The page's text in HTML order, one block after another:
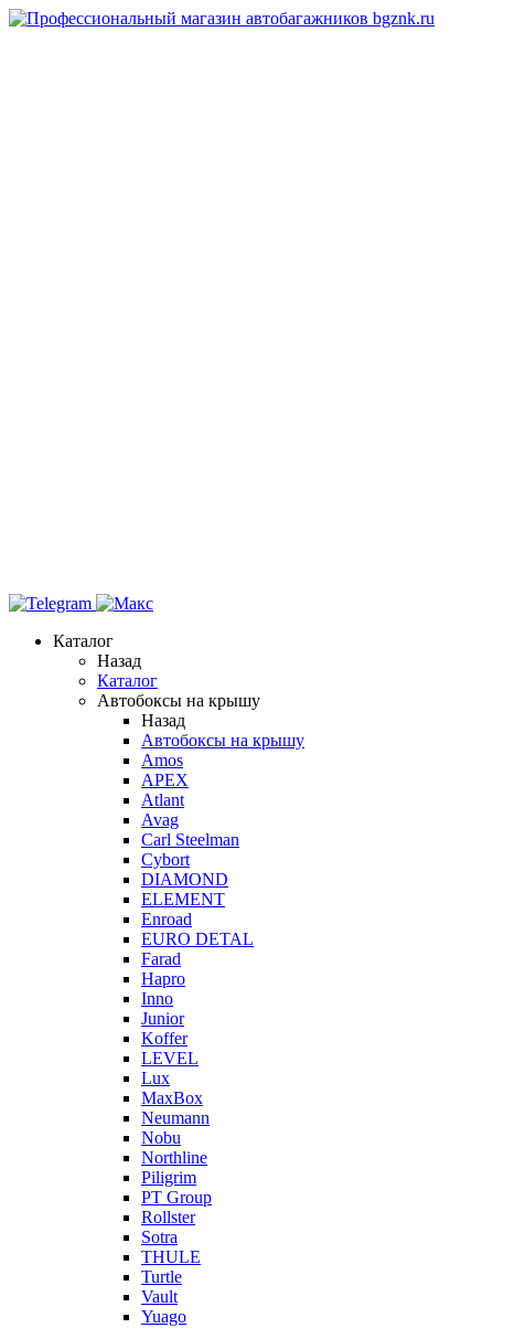
Каталог
Назад
Каталог
Автобоксы на крышу
Назад
Автобоксы на крышу
Amos
APEX
Atlant
Avag
Carl Steelman
Cybort
DIAMOND
ELEMENT
Enroad
EURO DETAL
Farad
Hapro
Inno
Junior
Koffer
LEVEL
Lux
MaxBox
Neumann
Nobu
Northline
Piligrim
PT Group
Rollster
Sotra
THULE
Turtle
Vault
Yuago